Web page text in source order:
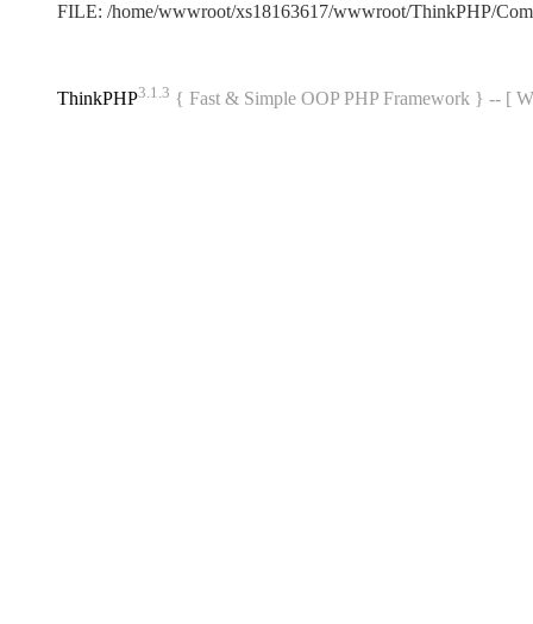
FILE: /home/wwwroot/xs18163617/wwwroot/ThinkPHP/
ThinkPHP3.1.3 { Fast & Simple OOP PHP Framework } -- [